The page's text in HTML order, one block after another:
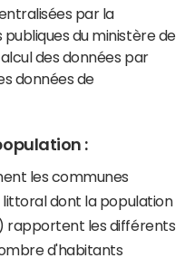
par la
du ministère de
des données par
données de
:
les communes
littoral dont la population
rapportent les différents
d'habitants